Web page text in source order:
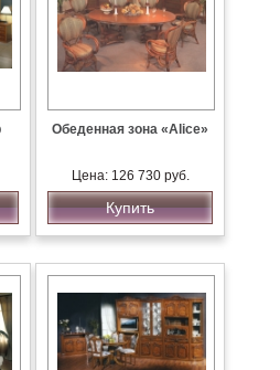
Обеденная зона «Alice»
Цена: 126 730 руб.
Купить